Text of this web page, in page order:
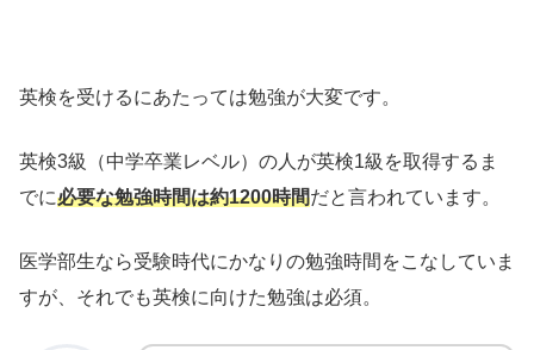
英検を受けるにあたっては勉強が大変です。
英検3級（中学卒業レベル）の人が英検1級を取得するま
でに必要な勉強時間は約1200時間だと言われています。
医学部生なら受験時代にかなりの勉強時間をこなしていま
すが、それでも英検に向けた勉強は必須。